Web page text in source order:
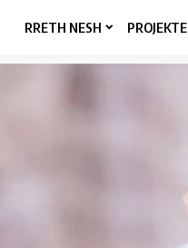
RRETH NESH PROJEKTE